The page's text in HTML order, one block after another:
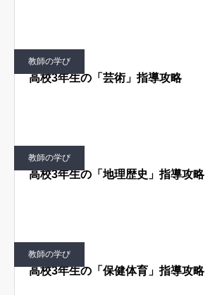
教師の学び
高校3年生の「芸術」指導攻略
教師の学び
高校3年生の「地理歴史」指導攻略
教師の学び
高校3年生の「保健体育」指導攻略